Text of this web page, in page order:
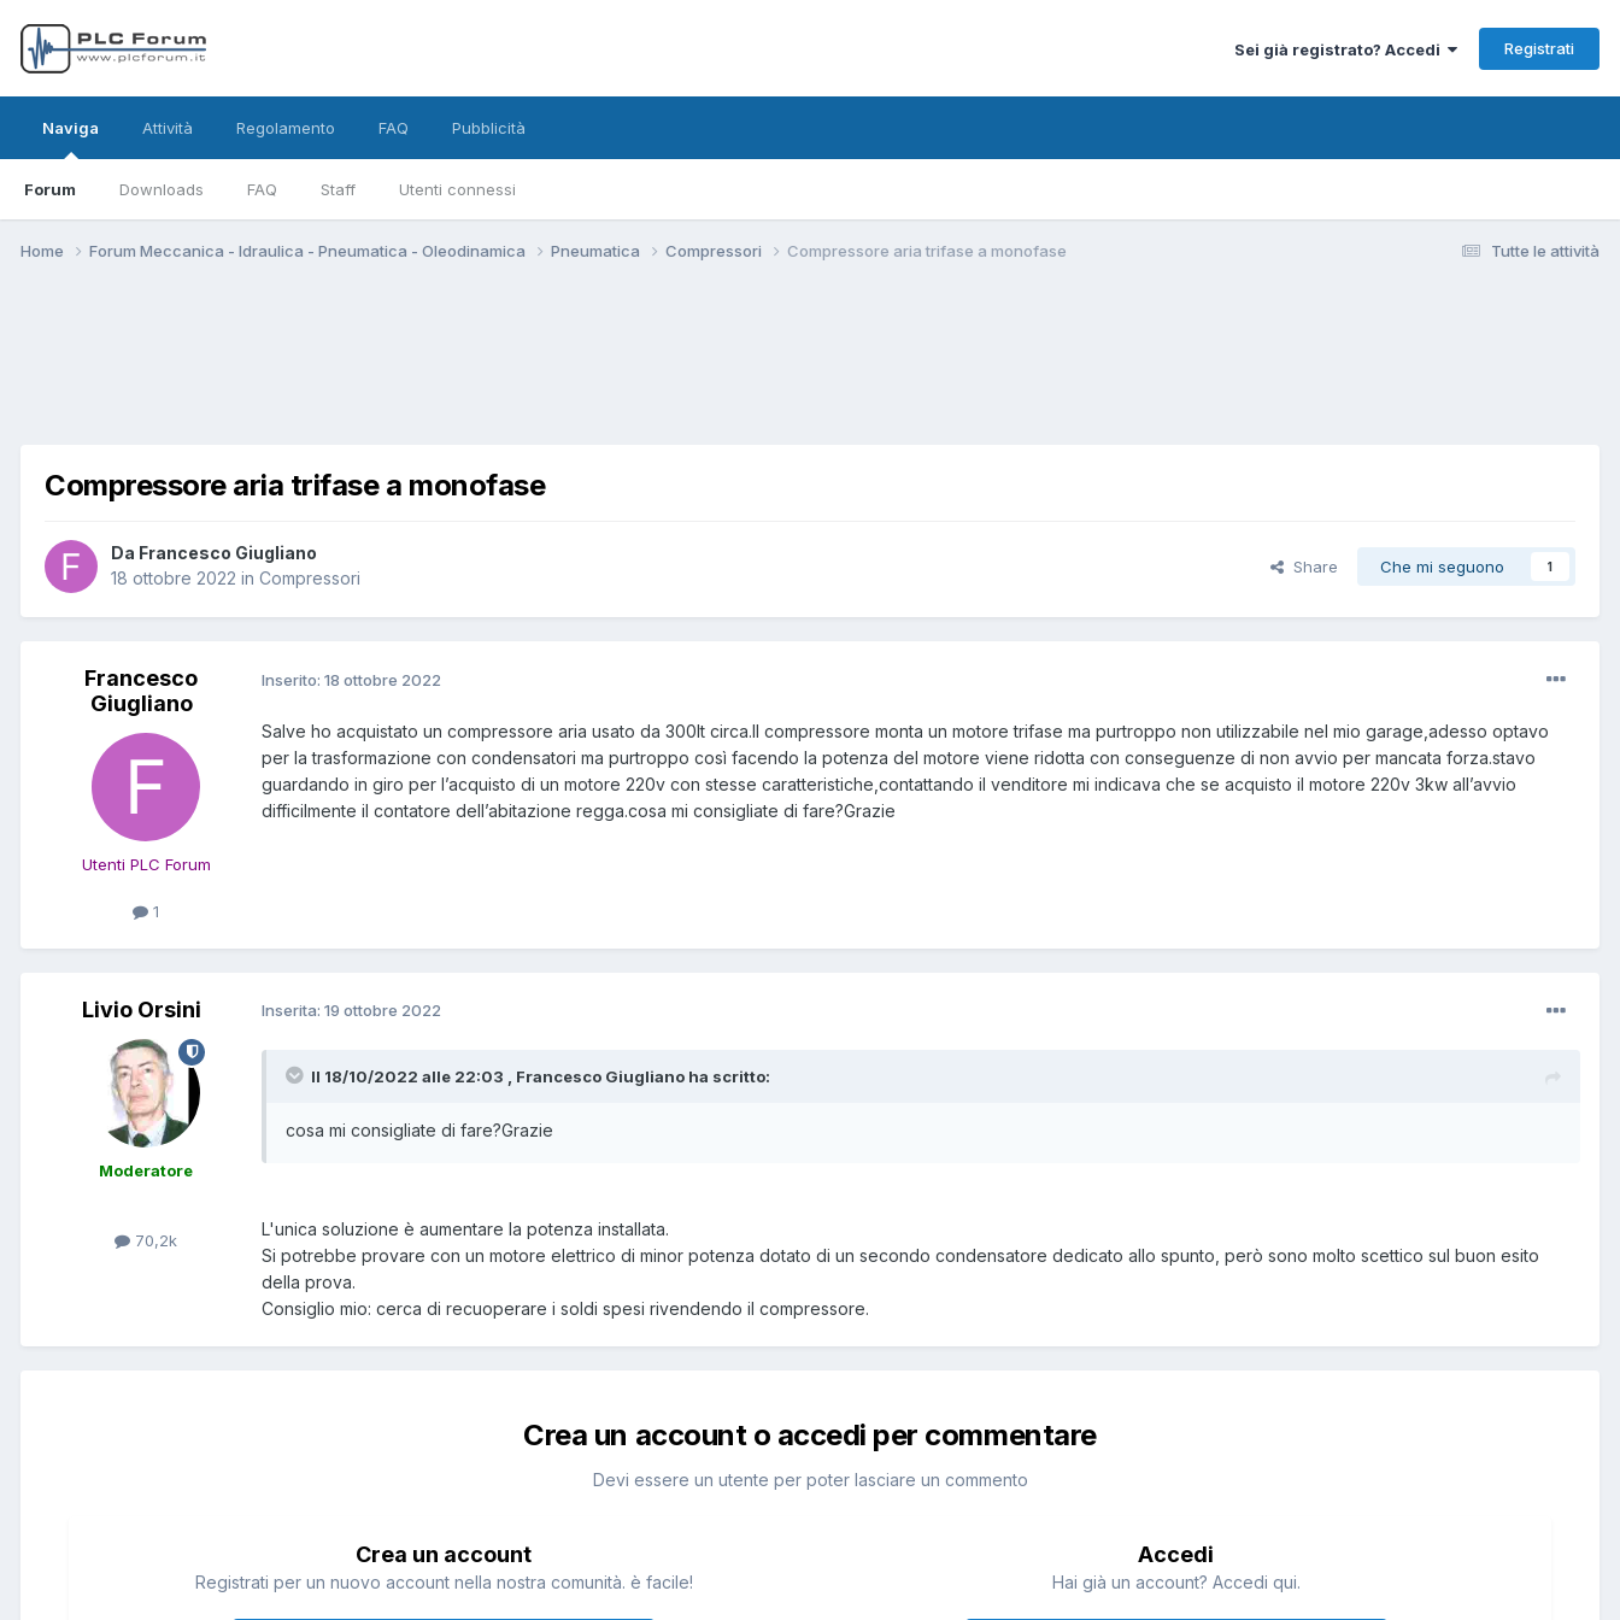
Sei già registrato? Accedi Registrati
Naviga
Forum Downloads FAQ Staff Utenti connessi
Attività Regolamento FAQ Pubblicità
Tutte le attività
Home Forum Meccanica - Idraulica - Pneumatica - Oleodinamica Pneumatica Compressori Compressore aria trifase a monofase
Compressore aria trifase a monofase
Da Francesco Giugliano
18 ottobre 2022 in Compressori
Share Che mi seguono 1
Francesco
Giugliano
Utenti PLC Forum
1
Inserito: 18 ottobre 2022
Salve ho acquistato un compressore aria usato da 300lt circa.Il compressore monta un motore trifase ma purtroppo non utilizzabile nel mio garage,adesso optavo
per la trasformazione con condensatori ma purtroppo così facendo la potenza del motore viene ridotta con conseguenze di non avvio per mancata forza.stavo
guardando in giro per l’acquisto di un motore 220v con stesse caratteristiche,contattando il venditore mi indicava che se acquisto il motore 220v 3kw all’avvio
difficilmente il contatore dell’abitazione regga.cosa mi consigliate di fare?Grazie
Livio Orsini
Moderatore
70,2k
Inserita: 19 ottobre 2022
Il 18/10/2022 alle 22:03 , Francesco Giugliano ha scritto:
cosa mi consigliate di fare?Grazie
L'unica soluzione è aumentare la potenza installata.
Si potrebbe provare con un motore elettrico di minor potenza dotato di un secondo condensatore dedicato allo spunto, però sono molto scettico sul buon esito
della prova.
Consiglio mio: cerca di recuoperare i soldi spesi rivendendo il compressore.
Crea un account o accedi per commentare
Devi essere un utente per poter lasciare un commento
Crea un account
Registrati per un nuovo account nella nostra comunità. è facile!
Accedi
Hai già un account? Accedi qui.